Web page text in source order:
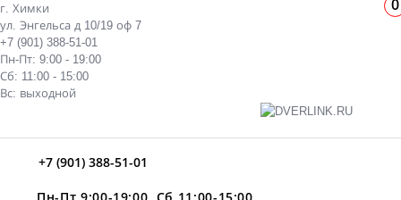
г. Химки
ул. Энгельса д 10/19 оф 7
+7 (901) 388-51-01
Пн-Пт: 9:00 - 19:00
Сб: 11:00 - 15:00
Вс: выходной
+7 (901) 388-51-01
0